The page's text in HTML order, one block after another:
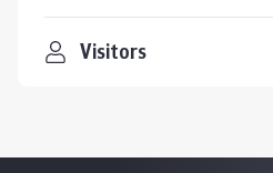
Visitors